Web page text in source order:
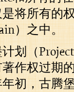
将所有的
）之中。
划（
作权过期
初，古腾